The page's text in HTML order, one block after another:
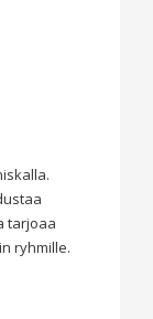
tarjoaa
ryhmille.